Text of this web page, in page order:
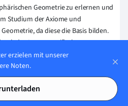
Geometrie zu erlernen und
Studium der Axiome und
da diese die Basis bilden.
das Lesen spezifischer
und bearbeite
praktisch anzuwenden.
konkreter Beispiele und
zu entwickeln.
erzielen mit unserer
Noten.